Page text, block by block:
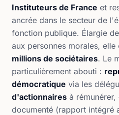
Instituteurs de France et
ancrée dans le secteur de
fonction publique. Élargie
aux personnes morales, elle
millions de sociétaires. Le
particulièrement abouti :
démocratique via les
d'actionnaires à rémunérer,
documenté (rapport intégré